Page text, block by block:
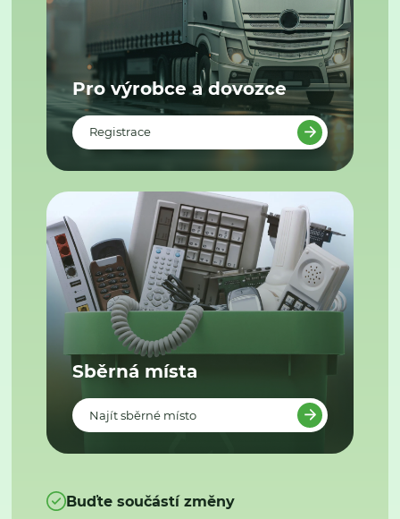
Pro výrobce a dovozce
Registrace
Sběrná místa
Najít sběrné místo
Buďte součástí změny